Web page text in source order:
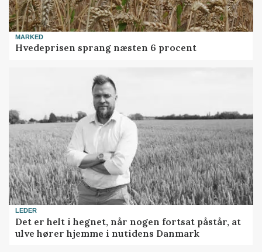
MARKED
Hvedeprisen sprang næsten 6 procent
LEDER
Det er helt i hegnet, når nogen fortsat påstår, at
ulve hører hjemme i nutidens Danmark